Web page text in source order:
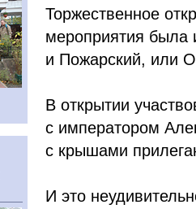
Торжественное
мероприятия была
и Пожарский, или
В открытии
с императором
с крышами
И это